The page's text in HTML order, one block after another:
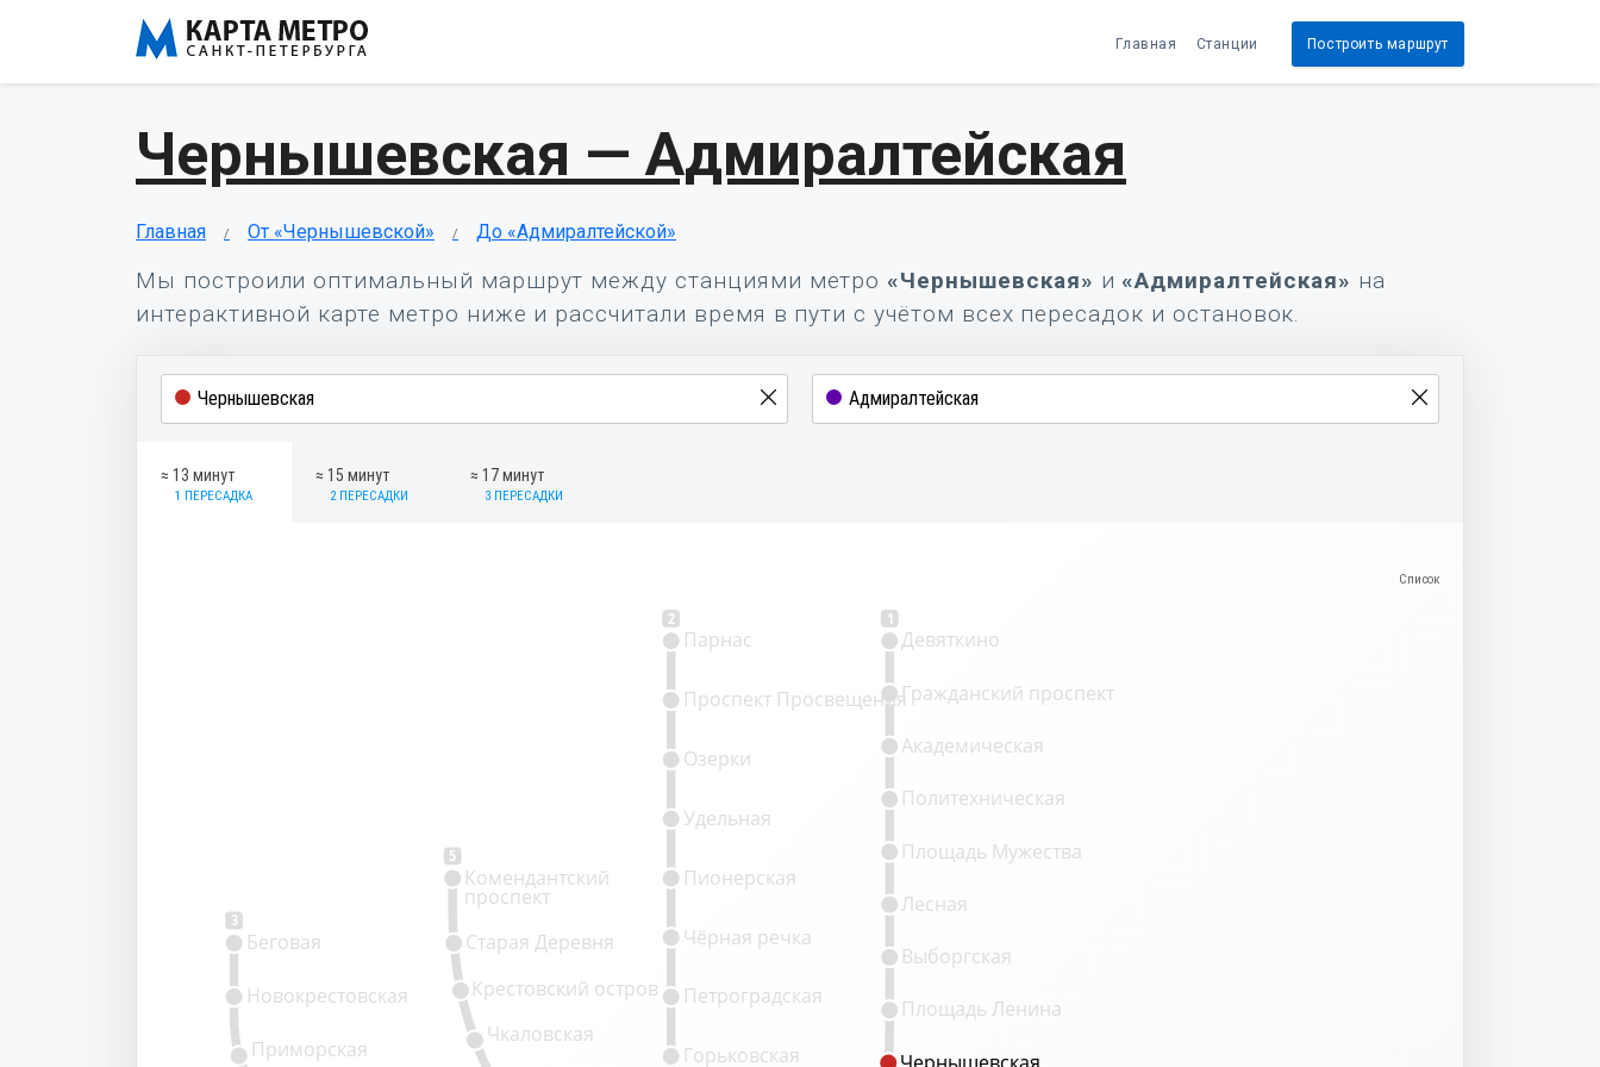
Главная Станции Построить маршрут
Чернышевская — Адмиралтейская
Главная От «Чернышевской» До «Адмиралтейской»
Мы построили оптимальный маршрут между станциями метро«Чернышевская» и«Адмиралтейская» на
интерактивной карте метро ниже и рассчитали время в пути с учётом всех пересадок и остановок.
≈ 13 минут
1 ПЕРЕСАДКА
≈ 15 минут
2 ПЕРЕСАДКИ
≈ 17 минут
3 ПЕРЕСАДКИ
3
5
2 1
Приморская
Чкаловская
Крестовский остров
Старая Деревня
Комендантский
проспект
Горьковская
Петроградская
Чёрная речка
Пионерская
Удельная
Озерки
Проспект Просвещения
Парнас
Чернышевская
Площадь Ленина
Выборгская
Лесная
Площадь Мужества
Политехническая
Академическая
Гражданский проспект
Девяткино
Новокрестовская
Беговая
Чернышевская